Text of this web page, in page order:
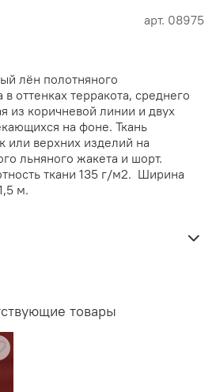
арт. 08975
лён полотняного
оттенках терракота, среднего
из коричневой линии и двух
на фоне. Ткань
или верхних изделий на
льняного жакета и шорт.
ткани 135 г/м2. Ширина
м.
товары